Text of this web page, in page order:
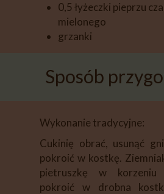
0,5 łyżeczki pieprzu
mielonego
grzanki
Sposób
Wykonanie tradycyjne:
Cukinię obrać, usunąć
pokroić w kostkę.
pietruszkę w korzeniu
pokroić w drobna